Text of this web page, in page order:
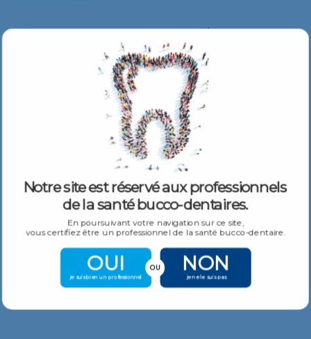
Fraise de polissage universelle Flamme RA / 045 Blister de 5
Produits Similaires Plus De Produits
Fraise diamantee Interdentaire
TTC
Notre site est réservé aux professionnels
de la santé bucco-dentaires.
En poursuivant votre navigation sur ce site,
vous certifiez être un professionnel de la santé bucco-dentaire.
OUI
je suis bien un professionnel
NON
je ne le suis pas
OU